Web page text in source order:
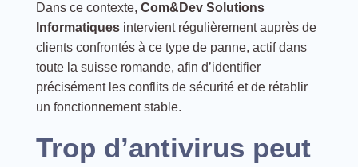
Dans ce contexte, Com&Dev Solutions
Informatiquesintervient régulièrement auprès de
clients confrontés à ce type de panne, actif dans
toute la suisse romande, afin d’identifier
précisément les conflits de sécurité et de rétablir
un fonctionnement stable.
Trop d’antivirus peut